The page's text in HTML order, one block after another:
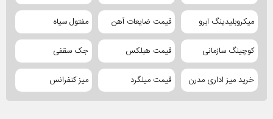
میکروبلیدینگ ابرو قیمت ضایعات آهن مفتول سیاه
کوچینگ سازمانی قیمت هبلکس جک سقفی
خرید میز اداری مدرن قیمت میلگرد میز کنفرانس